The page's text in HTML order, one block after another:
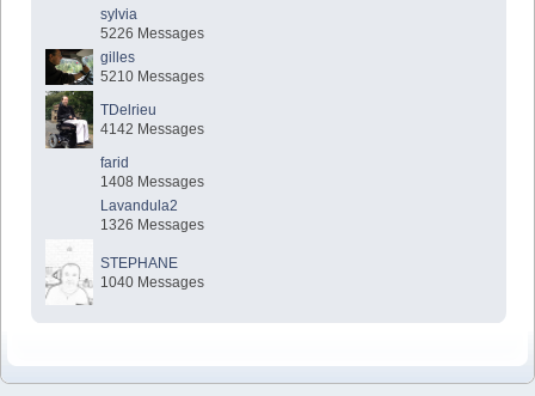
sylvia
5226 Messages
gilles
5210 Messages
TDelrieu
4142 Messages
farid
1408 Messages
Lavandula2
1326 Messages
STEPHANE
1040 Messages